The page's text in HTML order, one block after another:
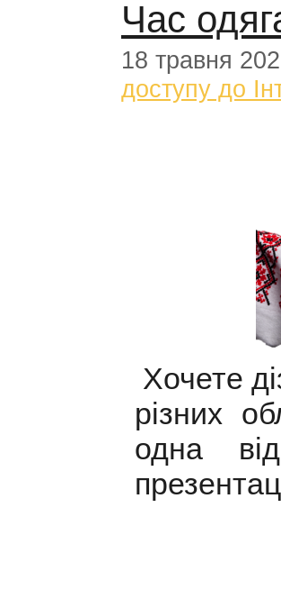
Час
18 травня
доступу до
Хочете
різних
одна